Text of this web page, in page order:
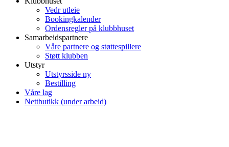
Vedr utleie
Bookingkalender
Ordensregler på klubbhuset
Samarbeidspartnere
Våre partnere og støttespillere
Støtt klubben
Utstyr
Utstyrsside ny
Bestilling
Våre lag
Nettbutikk (under arbeid)